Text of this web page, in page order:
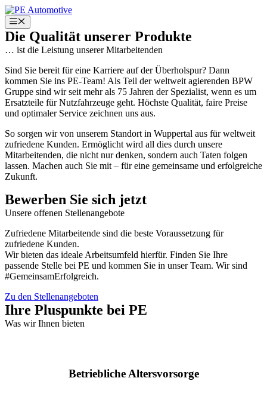
Zum
Inhalt
springen
Menü
Ihre Karriere
mit PErspektive
Die Qualität unserer Produkte
… ist die Leistung unserer Mitarbeitenden
Sind Sie bereit für eine Karriere auf der Überholspur? Dann
kommen Sie ins PE-Team! Als Teil der weltweit agierenden BPW
Gruppe sind wir seit mehr als 75 Jahren der Spezialist, wenn es um
Ersatzteile für Nutzfahrzeuge geht. Höchste Qualität, faire Preise
und optimaler Service zeichnen uns aus.
So sorgen wir von unserem Standort in Wuppertal aus für weltweit
zufriedene Kunden. Ermöglicht wird all dies durch unsere
Mitarbeitenden, die nicht nur denken, sondern auch Taten folgen
lassen. Machen auch Sie mit – für eine gemeinsame und erfolgreiche
Zukunft.
Bewerben Sie sich jetzt
Unsere offenen Stellenangebote
Zufriedene Mitarbeitende sind die beste Voraussetzung für
zufriedene Kunden.
Wir bieten das ideale Arbeitsumfeld hierfür. Finden Sie Ihre
passende Stelle bei PE und kommen Sie in unser Team. Wir sind
#GemeinsamErfolgreich.
Zu den Stellenangeboten
Ihre Pluspunkte bei PE
Was wir Ihnen bieten
Betriebliche Altersvorsorge